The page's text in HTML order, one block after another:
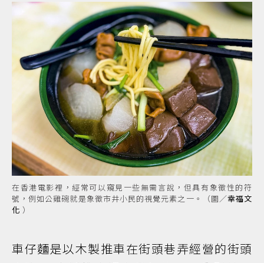
在香港電影裡，經常可以窺見一些無需言說，但具有象徵性的符
號，例如公雞碗就是象徵市井小民的視覺元素之一。（圖／幸福文
化 ）
車仔麵是以木製推車在街頭巷弄經營的街頭